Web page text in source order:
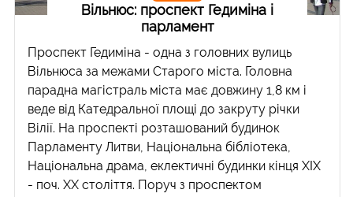
Вільнюс: проспект Гедиміна і
парламент
Проспект Гедиміна - одна з головних вулиць
Вільнюса за межами Старого міста. Головна
парадна магістраль міста має довжину 1,8 км і
веде від Катедральної площі до закруту річки
Вілії. На проспекті розташований будинок
Парламенту Литви, Національна бібліотека,
Національна драма, еклектичні будинки кінця ХІХ
- поч. ХХ століття. Поруч з проспектом